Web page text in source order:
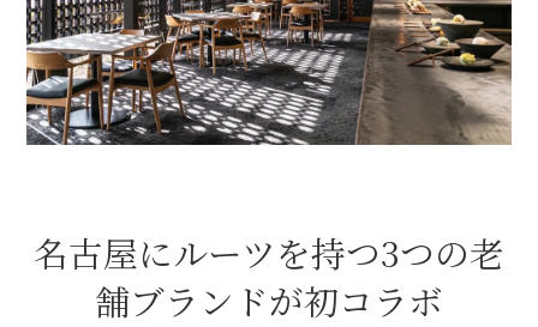
秀吉功路
信長関連 史跡 一覧
信長グルメ・土産一覧
名古屋にルーツを持つ3つの老
舗ブランドが初コラボ